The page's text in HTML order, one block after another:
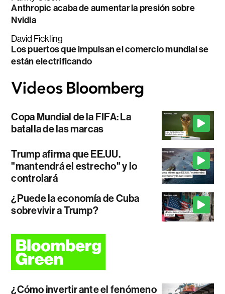
Anthropic acaba de aumentar la presión sobre
Nvidia
David Fickling
Los puertos que impulsan el comercio mundial se
están electrificando
Copa Mundial de la FIFA: La
batalla de las marcas
Trump afirma que EE.UU.
"mantendrá el estrecho" y lo
controlará
¿Puede la economía de Cuba
sobrevivir a Trump?
¿Cómo invertir ante el fenómeno